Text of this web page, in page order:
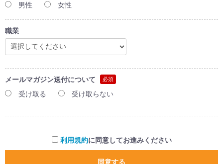
男性
女性
職業
メールマガジン送付について 必須
受け取る 受け取らない
利用規約に同意してお進みください
同意する